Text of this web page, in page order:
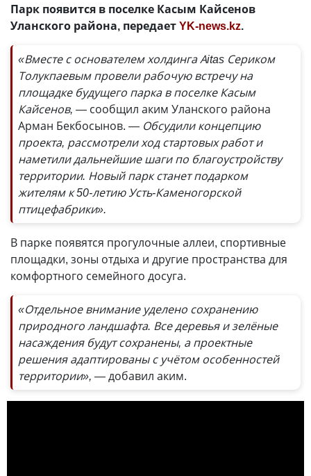
Парк появится в поселке Касым Кайсенов
Уланского района, передаетYK-news.kz.
«Вместе с основателем холдинга Аitas Сериком
Толукпаевым провели рабочую встречу на
площадке будущего парка в поселке Касым
Кайсенов, — сообщил аким Уланского района
Арман Бекбосынов. — Обсудили концепцию
проекта, рассмотрели ход стартовых работ и
наметили дальнейшие шаги по благоустройству
территории. Новый парк станет подарком
жителям к 50-летию Усть-Каменогорской
птицефабрики».
В парке появятся прогулочные аллеи, спортивные
площадки, зоны отдыха и другие пространства для
комфортного семейного досуга.
«Отдельное внимание уделено сохранению
природного ландшафта. Все деревья и зелёные
насаждения будут сохранены, а проектные
решения адаптированы с учётом особенностей
территории», —добавил аким.